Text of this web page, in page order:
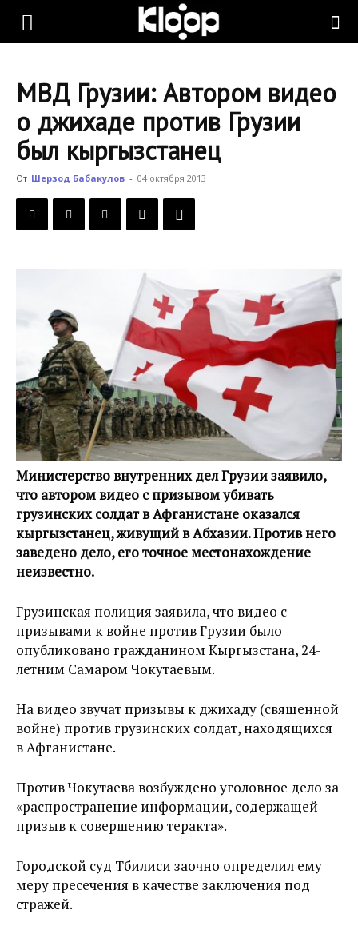
KLOOP.KG
Новости
Кыргызстана
МВД Грузии: Автором видео
о джихаде против Грузии
был кыргызстанец
От Шерзод Бабакулов - 04 октября 2013
Министерство внутренних дел Грузии заявило,
что автором видео с призывом убивать
грузинских солдат в Афганистане оказался
кыргызстанец, живущий в Абхазии. Против него
заведено дело, его точное местонахождение
неизвестно.
Грузинская полиция заявила, что видео с
призывами к войне против Грузии было
опубликовано гражданином Кыргызстана, 24-
летним Самаром Чокутаевым.
На видео звучат призывы к джихаду (священной
войне) против грузинских солдат, находящихся
в Афганистане.
Против Чокутаева возбуждено уголовное дело за
«распространение информации, содержащей
призыв к совершению теракта».
Городской суд Тбилиси заочно определил ему
меру пресечения в качестве заключения под
стражей.